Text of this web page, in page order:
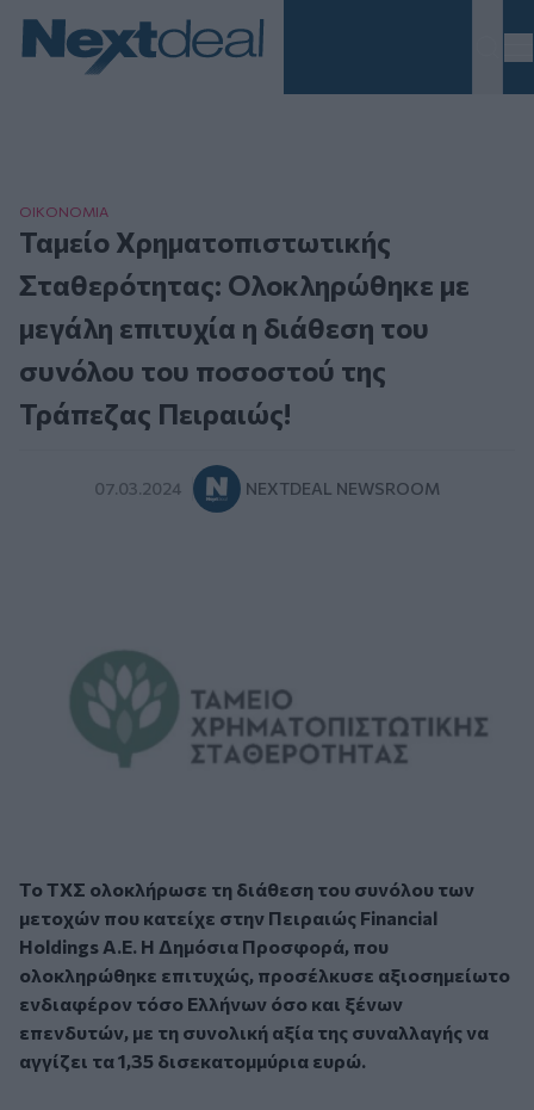
ΟΙΚΟΝΟΜΙΑ
Ταμείο Χρηματοπιστωτικής
Σταθερότητας: Ολοκληρώθηκε με
μεγάλη επιτυχία η διάθεση του
συνόλου του ποσοστού της
Τράπεζας Πειραιώς!
07.03.2024 NEXTDEAL NEWSROOM
Το ΤΧΣ ολοκλήρωσε τη διάθεση του συνόλου των
μετοχών που κατείχε στην Πειραιώς Financial
Holdings A.E. Η Δημόσια Προσφορά, που
ολοκληρώθηκε επιτυχώς, προσέλκυσε αξιοσημείωτο
ενδιαφέρον τόσο Ελλήνων όσο και ξένων
επενδυτών, με τη συνολική αξία της συναλλαγής να
αγγίζει τα 1,35 δισεκατομμύρια ευρώ.